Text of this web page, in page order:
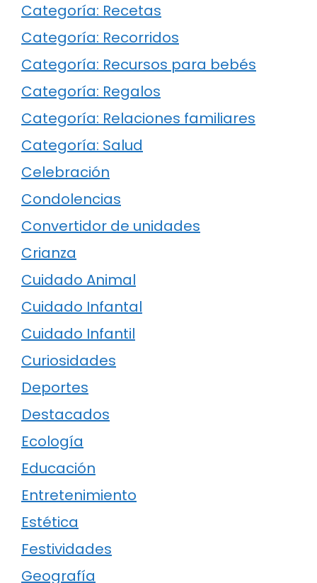
Categoría: Recetas
Categoría: Recorridos
Categoría: Recursos para bebés
Categoría: Regalos
Categoría: Relaciones familiares
Categoría: Salud
Celebración
Condolencias
Convertidor de unidades
Crianza
Cuidado Animal
Cuidado Infantal
Cuidado Infantil
Curiosidades
Deportes
Destacados
Ecología
Educación
Entretenimiento
Estética
Festividades
Geografía